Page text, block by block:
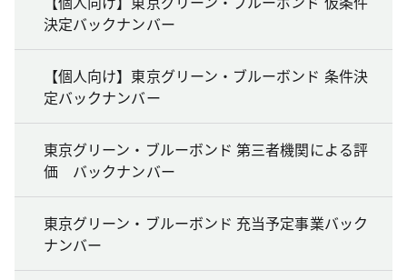
決定バックナンバー
【個人向け】東京グリーン・ブルーボンド 条件決
定バックナンバー
東京グリーン・ブルーボンド 第三者機関による評
価 バックナンバー
東京グリーン・ブルーボンド 充当予定事業バック
ナンバー